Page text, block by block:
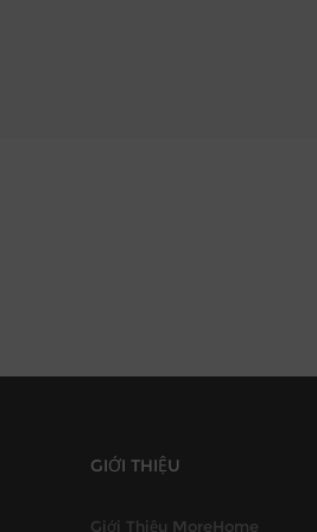
GIỚI THIỆU
Giới Thiệu MoreHome